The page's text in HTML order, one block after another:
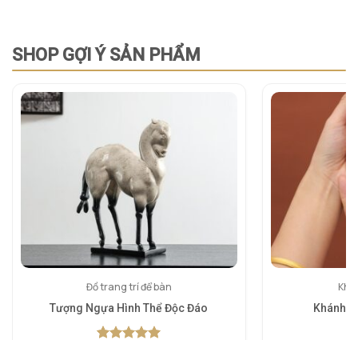
SHOP GỢI Ý SẢN PHẨM
Đồ trang trí để bàn
Tượng Ngựa Hình Thể Độc Đáo Khánh